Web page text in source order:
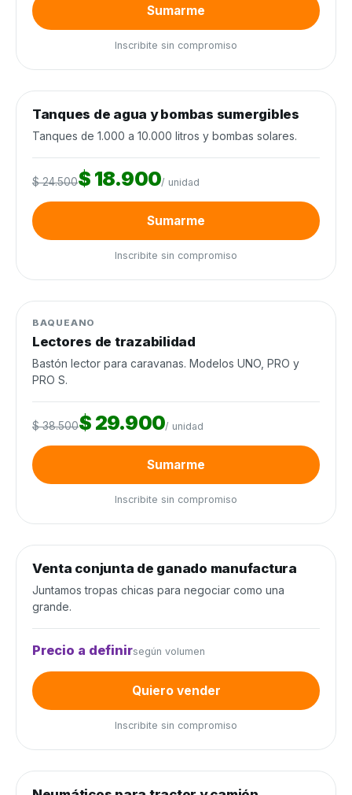
Sumarme
Inscribite sin compromiso
Agua y riego
−23%
Cierra en 9d
Tanques de agua y bombas sumergibles
Tanques de 1.000 a 10.000 litros y bombas solares.
$ 24.500$ 18.900/ unidad
Sumarme
Inscribite sin compromiso
Manejo de ganado
BAQUEANO
Lectores de trazabilidad
Bastón lector para caravanas. Modelos UNO, PRO y
PRO S.
$ 38.500$ 29.900/ unidad
Sumarme
Inscribite sin compromiso
Venta conjunta
Venta conjunta de ganado manufactura
Juntamos tropas chicas para negociar como una
grande.
Precio a definirsegún volumen
Quiero vender
Inscribite sin compromiso
Neumáticos y baterías